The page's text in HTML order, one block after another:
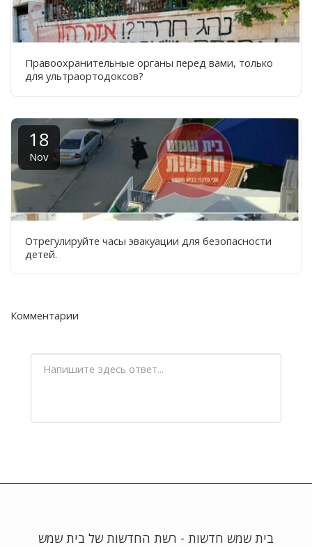
Правоохранительные органы перед вами, только
для ультраортодоксов?
18
Nov
Отрегулируйте часы эвакуации для безопасности
детей.
Комментарии
בית שמש חדשות - רשת החדשות של בית שמש